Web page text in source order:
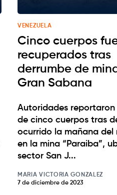
VENEZUELA
Cinco cuerpos
recuperados tras
derrumbe de
Gran Sabana
Autoridades reportaron
de cinco cuerpos tras
ocurrido la mañana del
en la mina “Paraiba”,
sector San J...
MARIA VICTORIA GONZALEZ
7 de diciembre de 2023